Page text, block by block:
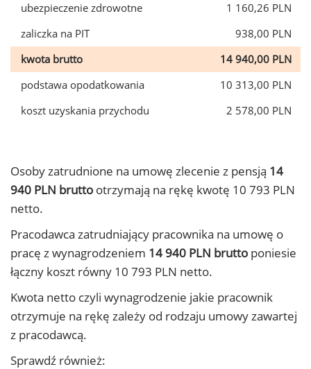
ubezpieczenie zdrowotne
1 160,26 PLN
zaliczka na PIT
938,00 PLN
kwota brutto
14 940,00 PLN
podstawa opodatkowania
10 313,00 PLN
koszt uzyskania przychodu
2 578,00 PLN
Osoby zatrudnione na umowę zlecenie z pensją 14
940 PLN brutto otrzymają na rękę kwotę 10 793 PLN
netto.
Pracodawca zatrudniający pracownika na umowę o
pracę z wynagrodzeniem 14 940 PLN brutto poniesie
łączny koszt równy 10 793 PLN netto.
Kwota netto czyli wynagrodzenie jakie pracownik
otrzymuje na rękę zależy od rodzaju umowy zawartej
z pracodawcą.
Sprawdź również: